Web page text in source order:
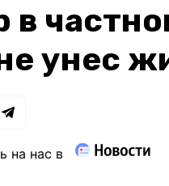
в
унес
на нас в